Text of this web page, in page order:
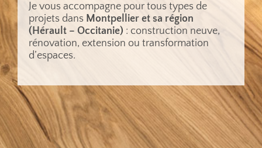
Je vous accompagne pour tous types de
projets dans Montpellier et sa région
(Hérault – Occitanie) : construction neuve,
rénovation, extension ou transformation
d’espaces.